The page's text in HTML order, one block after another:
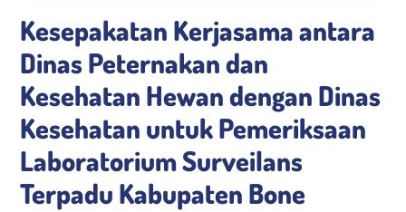
Kesepakatan Kerjasama antara
Dinas Peternakan dan
Kesehatan Hewan dengan Dinas
Kesehatan untuk Pemeriksaan
Laboratorium Surveilans
Terpadu Kabupaten Bone